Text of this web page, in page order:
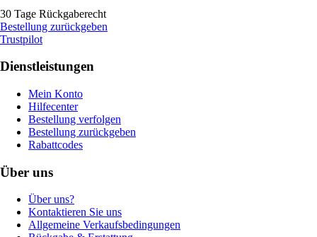
30 Tage Rückgaberecht
Bestellung zurückgeben
Trustpilot
Dienstleistungen
Mein Konto
Hilfecenter
Bestellung verfolgen
Bestellung zurückgeben
Rabattcodes
Über uns
Über uns?
Kontaktieren Sie uns
Allgemeine Verkaufsbedingungen